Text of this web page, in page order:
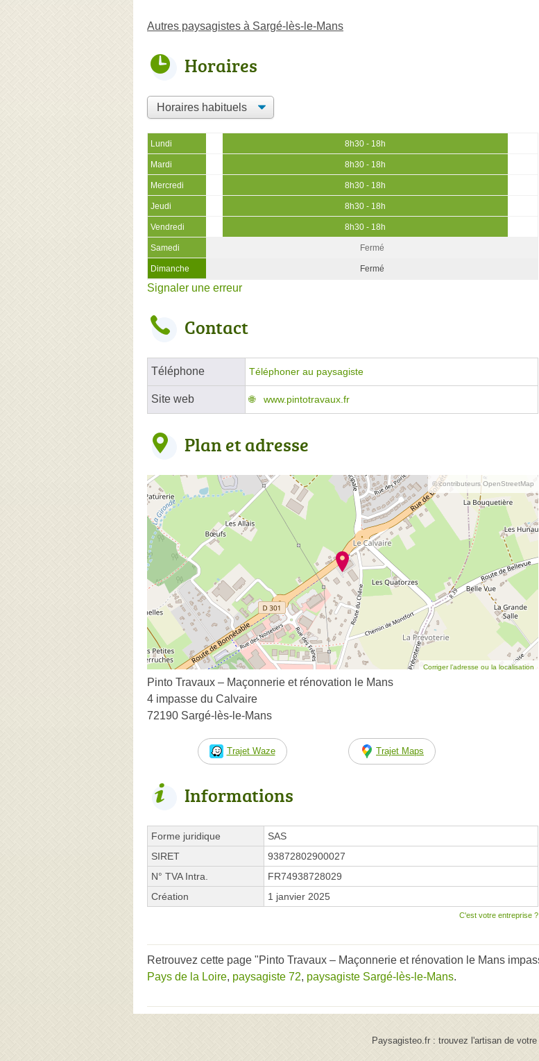
Autres paysagistes à Sargé-lès-le-Mans
Horaires
Lundi 8h30 - 18h
Mardi 8h30 - 18h
Mercredi 8h30 - 18h
Jeudi 8h30 - 18h
Vendredi 8h30 - 18h
Samedi Fermé
Dimanche Fermé
Signaler une erreur
Contact
Téléphone Téléphoner au paysagiste
Site web www.pintotravaux.fr
Plan et adresse
© contributeurs OpenStreetMap
Corriger l’adresse ou la localisation
Pinto Travaux – Maçonnerie et rénovation le Mans
4 impasse du Calvaire
72190 Sargé-lès-le-Mans
Trajet Waze Trajet Maps
Informations
Forme juridique
SAS
SIRET
93872802900027
N° TVA Intra.
FR74938728029
Création
1 janvier 2025
C'est votre entreprise ?
Retrouvez cette page "Pinto Travaux – Maçonnerie et rénovation le Mans
Pays de la Loire, paysagiste 72, paysagiste Sargé-lès-le-Mans.
Paysagisteo.fr : trouvez l'artisan de votre